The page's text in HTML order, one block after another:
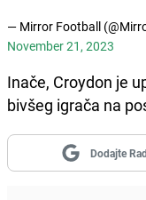
— Mirror Football
November 21, 2023
Inače, Croydon je
bivšeg igrača na
Dodajte